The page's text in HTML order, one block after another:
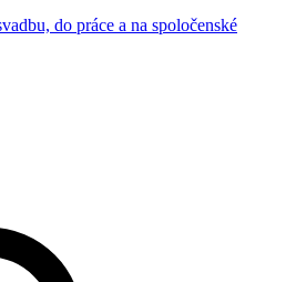
do práce a na spoločenské